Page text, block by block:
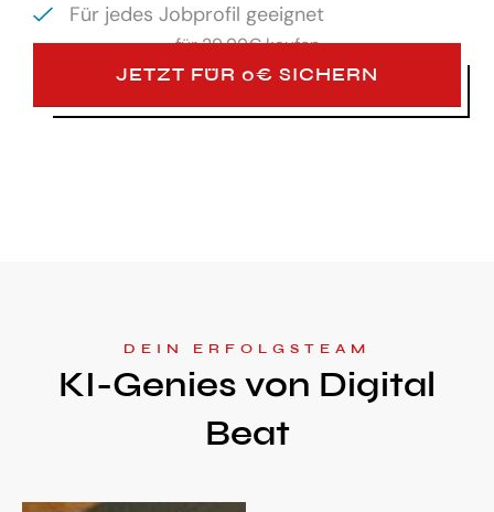
Für jedes Jobprofil geeignet
für29,99€ kaufen
JETZT FÜR 0€ SICHERN
DEIN ERFOLGSTEAM
KI-Genies von Digital
Beat